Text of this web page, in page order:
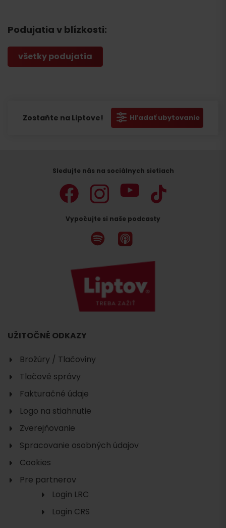
Podujatia v blízkosti:
všetky podujatia
Zostaňte na Liptove! Hľadať ubytovanie
Sledujte nás na sociálnych sietiach
Vypočujte si naše podcasty
UŽITOČNÉ ODKAZY
Brožúry / Tlačoviny
Tlačové správy
Fakturačné údaje
Logo na stiahnutie
Zverejňovanie
Spracovanie osobných údajov
Cookies
Pre partnerov
Login LRC
Login CRS